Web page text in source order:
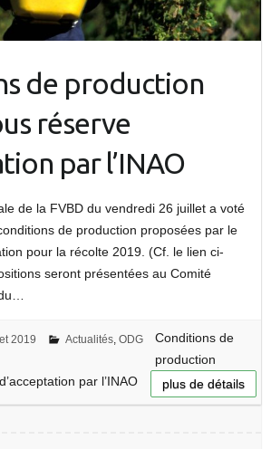
de production
réserve
par l’INAO
de la FVBD du vendredi 26 juillet a voté
de production proposées par le
pour la récolte 2019. (Cf. le lien ci-
seront présentées au Comité
2019 Actualités, ODG
Conditions de
production
par l’INAO
plus de détails